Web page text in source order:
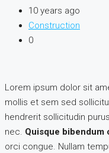
10 years ago
Construction
0
Lorem ipsum dolor sit
mollis et sem sed
hendrerit sollicitudin
nec. Quisque
orci congue. Nullam